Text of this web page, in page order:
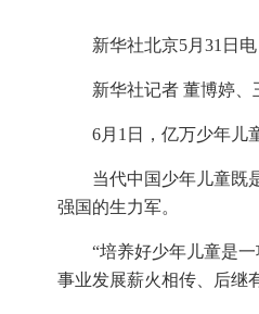
新华社北京5月31日电
新华社记者 董博婷、
6月1日，亿万少年儿
当代中国少年儿童既
强国的生力军。
“培养好少年儿童是
事业发展薪火相传、后继